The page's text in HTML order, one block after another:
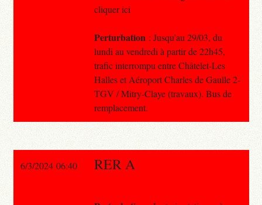
cliquer ici
Perturbation : Jusqu'au 29/03, du
lundi au vendredi à partir de 22h45,
trafic interrompu entre Châtelet-Les
Halles et Aéroport Charles de Gaulle 2-
TGV / Mitry-Claye (travaux). Bus de
remplacement.
6/3/2024 06:40 RER A